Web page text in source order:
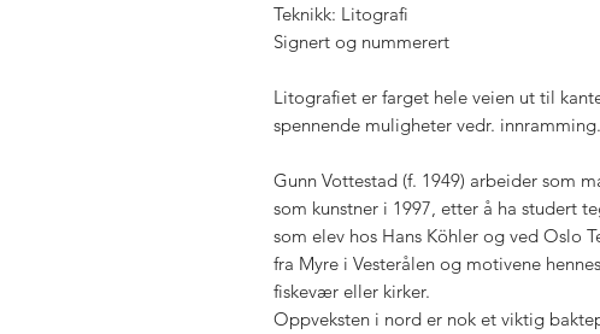
Teknikk: Litografi
Signert og nummerert
Litografiet er farget hele veien ut til
spennende muligheter vedr. innramming.
Gunn Vottestad (f. 1949) arbeider som
som kunstner i 1997, etter å ha studert
som elev hos Hans Köhler og ved Oslo
fra Myre i Vesterålen og motivene
fiskevær eller kirker.
Oppveksten i nord er nok et viktig